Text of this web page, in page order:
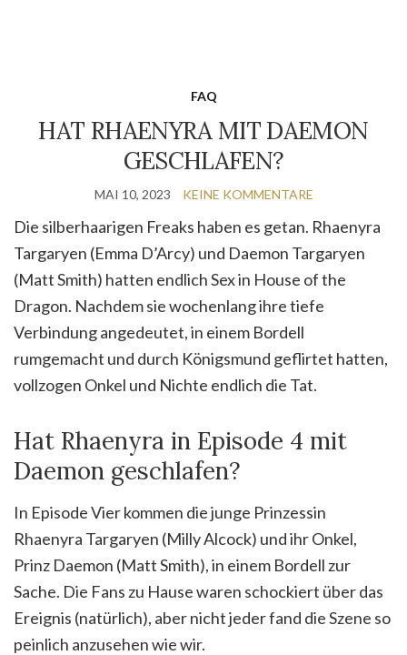
FAQ
HAT RHAENYRA MIT DAEMON
GESCHLAFEN?
MAI 10, 2023 KEINE KOMMENTARE
Die silberhaarigen Freaks haben es getan. Rhaenyra
Targaryen (Emma D’Arcy) und Daemon Targaryen
(Matt Smith) hatten endlich Sex in House of the
Dragon. Nachdem sie wochenlang ihre tiefe
Verbindung angedeutet, in einem Bordell
rumgemacht und durch Königsmund geflirtet hatten,
vollzogen Onkel und Nichte endlich die Tat.
Hat Rhaenyra in Episode 4 mit
Daemon geschlafen?
In Episode Vier kommen die junge Prinzessin
Rhaenyra Targaryen (Milly Alcock) und ihr Onkel,
Prinz Daemon (Matt Smith), in einem Bordell zur
Sache. Die Fans zu Hause waren schockiert über das
Ereignis (natürlich), aber nicht jeder fand die Szene so
peinlich anzusehen wie wir.